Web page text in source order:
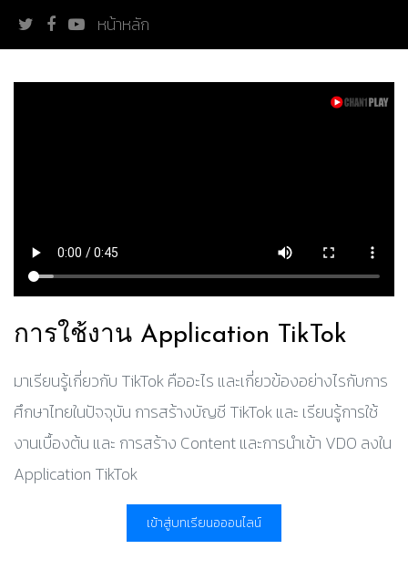
หน้าหลัก
การใช้งาน Application TikTok
มาเรียนรู้เกี่ยวกับ TikTok คืออะไร และเกี่ยวข้องอย่างไรกับการ
ศึกษาไทยในปัจจุบัน การสร้างบัญชี TikTok และ เรียนรู้การใช้
งานเบื้องต้น และ การสร้าง Content และการนำเข้า VDO ลงใน
Application TikTok
เข้าสู่บทเรียนอออนไลน์